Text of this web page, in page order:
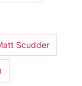
Scudder